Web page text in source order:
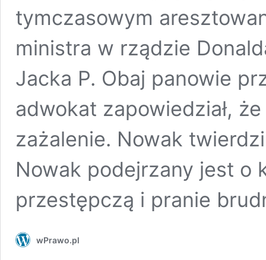
tymczasowym
ministra w rządzie
Jacka P. Obaj panowie
adwokat zapowiedział,
zażalenie. Nowak
Nowak podejrzany jest o
przestępczą i pranie
wPrawo.pl